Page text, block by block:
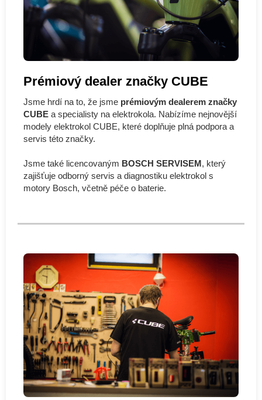
Prémiový dealer značky CUBE
Jsme hrdí na to, že jsme prémiovým dealerem značky
CUBE a specialisty na elektrokola. Nabízíme nejnovější
modely elektrokol CUBE, které doplňuje plná podpora a
servis této značky.
Jsme také licencovaným BOSCH SERVISEM, který
zajišťuje odborný servis a diagnostiku elektrokol s
motory Bosch, včetně péče o baterie.